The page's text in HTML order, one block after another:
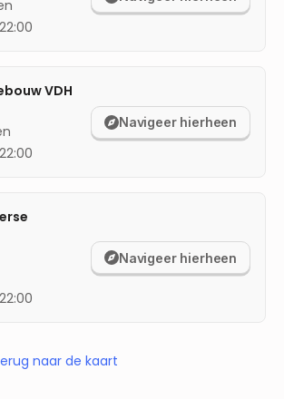
22:00
VDH
22:00
Navigeer hierheen
22:00
Navigeer hierheen
naar de kaart